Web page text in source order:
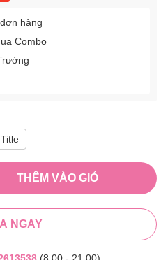
hàng
Combo
THÊM VÀO GIỎ
NGAY